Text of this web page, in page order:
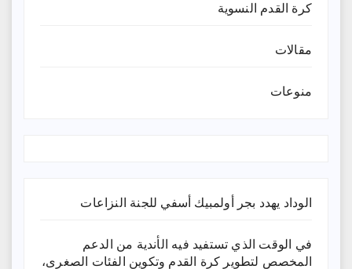
كرة القدم النسوية
مقالات
منوعات
الوداد يهدد بجر أولمبيك أسفي للجنة النزاعات
في الوقت الذي تستفيد فيه الأندية من الدعم
المخصص لتطوير كرة القدم وتكوين الفئات الصغرى،